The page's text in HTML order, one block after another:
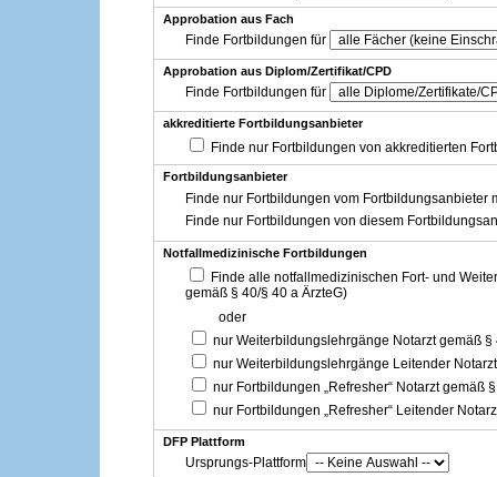
Approbation aus Fach
Finde Fortbildungen für
Approbation aus Diplom/Zertifikat/CPD
Finde Fortbildungen für
akkreditierte Fortbildungsanbieter
Finde nur Fortbildungen von akkreditierten
Fortbildungsanbieter
Finde nur Fortbildungen vom Fortbildungsanbieter
Finde nur Fortbildungen von diesem
Notfallmedizinische Fortbildungen
Finde alle notfallmedizinischen Fort- und
gemäß § 40/§ 40 a ÄrzteG)
oder
nur Weiterbildungslehrgänge Notarzt gemäß §
nur Weiterbildungslehrgänge Leitender
nur Fortbildungen „Refresher“ Notarzt gemäß
nur Fortbildungen „Refresher“ Leitender
DFP Plattform
Ursprungs-Plattform